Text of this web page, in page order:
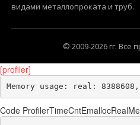
видами металлопроката и труб.
© 2009-2026 гг.
[profiler]
Memory usage: real:
Code ProfilerTimeCntEmalloc